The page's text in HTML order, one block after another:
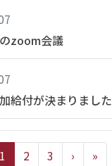
zoom会議
給付が決まりました
1 2 3 › »